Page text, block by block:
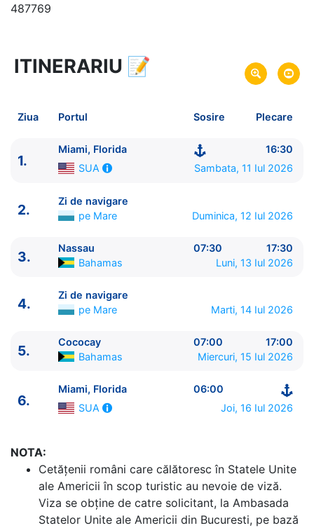
487769
6 zile vacanta de croaziera in
link oferta
Plecare pe 11 Iul 2026 din Miami, Florida, SUA
Royal Caribbean International
ITINERARIU
----------------------------------------
1. Miami, Florida SUA
Zi de navigare
4. Zi de navigare
5.
Cococay Bahamas 07:00 - 17:00
Miami, Florida SUA 06:00 - ⚓
ITINERARIU 📝
Ziua Portul Sosire Plecare
1.
Miami, Florida
16:30
SUA
Sambata, 11 Iul 2026
2.
Zi de navigare
pe Mare
Duminica, 12 Iul 2026
3.
Nassau 07:30
17:30
Bahamas
Luni, 13 Iul 2026
4.
Zi de navigare
pe Mare
Marti, 14 Iul 2026
5.
Cococay 07:00
17:00
Bahamas
Miercuri, 15 Iul 2026
6.
Miami, Florida
06:00
SUA
Joi, 16 Iul 2026
NOTA:
Cetăţenii români care călătoresc în Statele Unite
ale Americii în scop turistic au nevoie de viză.
Viza se obține de catre solicitant, la Ambasada
Statelor Unite ale Americii din Bucuresti, pe bază